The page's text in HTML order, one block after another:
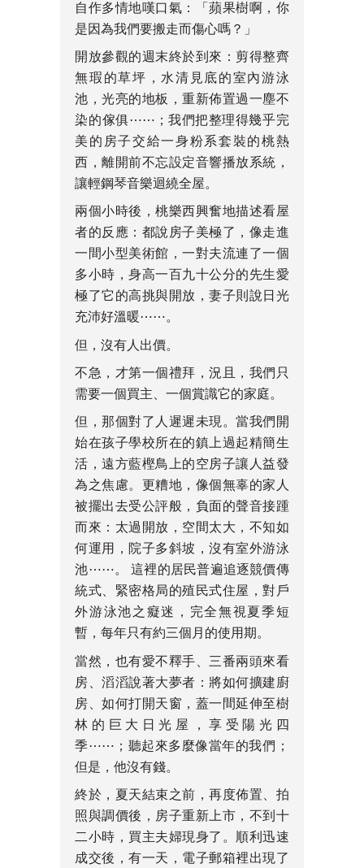
自作多情地嘆口氣：「蘋果樹啊，你
是因為我們要搬走而傷心嗎？」
開放參觀的週末終於到來：剪得整齊
無瑕的草坪，水清見底的室內游泳
池，光亮的地板，重新佈置過一塵不
染的傢俱⋯⋯；我們把整理得幾乎完
美的房子交給一身粉系套裝的桃熱
西，離開前不忘設定音響播放系統，
讓輕鋼琴音樂迴繞全屋。
兩個小時後，桃樂西興奮地描述看屋
者的反應：都說房子美極了，像走進
一間小型美術館，一對夫流連了一個
多小時，身高一百九十公分的先生愛
極了它的高挑與開放，妻子則說日光
充沛好溫暖⋯⋯。
但，沒有人出價。
不急，才第一個禮拜，況且，我們只
需要一個買主、一個賞識它的家庭。
但，那個對了人遲遲未現。當我們開
始在孩子學校所在的鎮上過起精簡生
活，遠方藍樫鳥上的空房子讓人益發
為之焦慮。更糟地，像個無辜的家人
被擺出去受公評般，負面的聲音接踵
而來：太過開放，空間太大，不知如
何運用，院子多斜坡，沒有室外游泳
池⋯⋯。 這裡的居民普遍追逐競價傳
統式、緊密格局的殖民式住屋，對戶
外游泳池之癡迷，完全無視夏季短
暫，每年只有約三個月的使用期。
當然，也有愛不釋手、三番兩頭來看
房、滔滔說著大夢者：將如何擴建廚
房、如何打開天窗，蓋一間延伸至樹
林的巨大日光屋，享受陽光四
季⋯⋯；聽起來多麼像當年的我們；
但是，他沒有錢。
終於，夏天結束之前，再度佈置、拍
照與調價後，房子重新上市，不到十
二小時，買主夫婦現身了。順利迅速
成交後，有一天，電子郵箱裡出現了